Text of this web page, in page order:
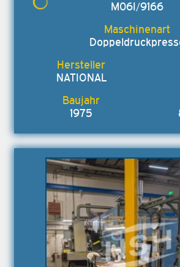
M06I/9166
NATIONAL
1975